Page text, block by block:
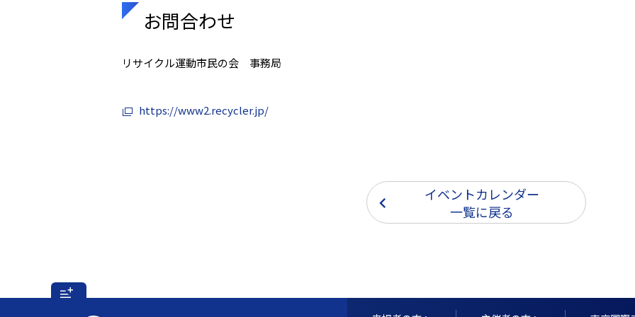
お問合わせ
リサイクル運動市民の会 事務局
https://www2.recycler.jp/
イベントカレンダー
一覧に戻る